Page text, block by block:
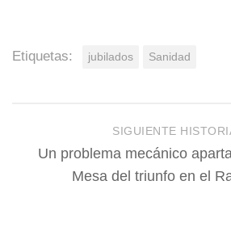
Etiquetas: jubilados Sanidad
SIGUIENTE
Un problema mecánico
Mesa del triunfo en el